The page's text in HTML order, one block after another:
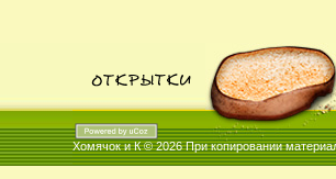
Хомячок и К © 2026При копировании